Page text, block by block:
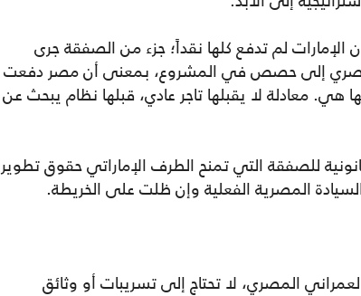
حتى تعرف أن الإمارات لم تدفع كلها نقداً؛ جزء من الصفقة جرى
المصري إلى حصص في المشروع، بمعنى أن مصر دفعت
معادلة لا يقبلها تاجر عادي، قبلها نظام يبحث عن
للصفقة التي تمنح الطرف الإماراتي حقوق تطوير
المصرية الفعلية وإن ظلت على الخريطة.
المصري، لا تحتاج إلى تسريبات أو وثائق